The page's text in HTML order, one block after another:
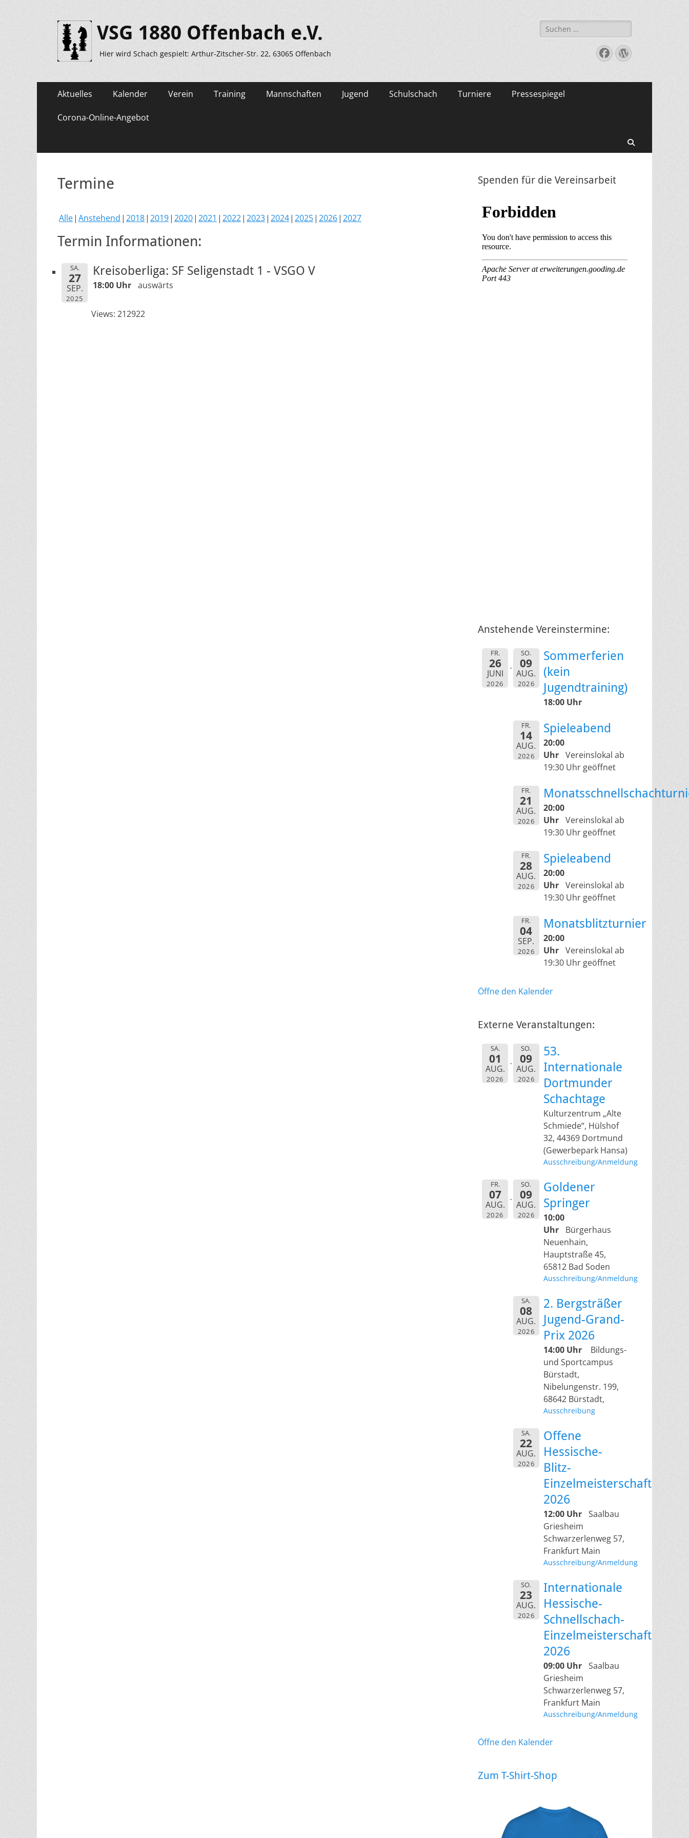
VSG 1880 Offenbach e.V.
Hier wird Schach gespielt: Arthur-Zitscher-Str. 22, 63065 Offenbach
Suche
nach:
Facebook
WordPress
Primäres
Zum
Inhalt
springen
Aktuelles Kalender Verein Training Mannschaften Jugend Schulschach Turniere Pressespiegel
Corona-Online-Angebot
Termine
Alle Anstehend 2018 2019 2020 2021 2022 2023 2024 2025 2026 2027
Termin Informationen:
SA.
27
SEP.
2025
Kreisoberliga: SF Seligenstadt 1 - VSGO V
18:00 Uhr auswärts
Views: 212922
Spenden für die Vereinsarbeit
Anstehende Vereinstermine:
FR.
26
JUNI
2026
SO.
09
AUG.
2026
Sommerferien
(kein
Jugendtraining)
18:00 Uhr
FR.
14
AUG.
2026
Spieleabend
20:00
Uhr Vereinslokal ab
19:30 Uhr geöffnet
FR.
21
AUG.
2026
20:00
Uhr Vereinslokal ab
19:30 Uhr geöffnet
FR.
28
AUG.
2026
Spieleabend
20:00
Uhr Vereinslokal ab
19:30 Uhr geöffnet
FR.
04
SEP.
2026
Monatsblitzturnier
20:00
Uhr Vereinslokal ab
19:30 Uhr geöffnet
Öffne den Kalender
Externe Veranstaltungen:
SA.
01
AUG.
2026
SO.
09
AUG.
2026
53.
Internationale
Dortmunder
Schachtage
Kulturzentrum „Alte
Schmiede“, Hülshof
32, 44369 Dortmund
(Gewerbepark Hansa)
Ausschreibung/Anmeldung
FR.
07
AUG.
2026
SO.
09
AUG.
2026
Goldener
Springer
10:00
Uhr
Bürgerhaus
Neuenhain,
Hauptstraße 45,
65812 Bad Soden
Ausschreibung/Anmeldung
SA.
08
AUG.
2026
2. Bergsträßer
Jugend-Grand-
Prix 2026
14:00 Uhr
Bildungs-
und Sportcampus
Bürstadt,
Nibelungenstr. 199,
68642 Bürstadt,
Ausschreibung
SA.
22
AUG.
2026
Offene
Hessische-
Blitz-
Einzelmeisterschaft
2026
12:00 Uhr Saalbau
Griesheim
Schwarzerlenweg 57,
Frankfurt Main
Ausschreibung/Anmeldung
SO.
23
AUG.
2026
Internationale
Hessische-
Schnellschach-
Einzelmeisterschaft
2026
09:00 Uhr Saalbau
Griesheim
Schwarzerlenweg 57,
Frankfurt Main
Ausschreibung/Anmeldung
Öffne den Kalender
Zum T-Shirt-Shop